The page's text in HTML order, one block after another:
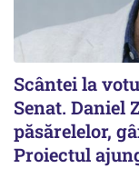
Scântei la
Senat. Daniel
păsărelelor,
Proiectul